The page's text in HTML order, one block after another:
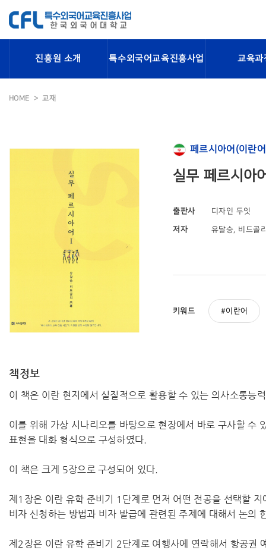
진흥원 소개 특수외국어교육진흥사업 교육과
HOME 교재
페르시아어(이란
실무 페르시아
출판사 디자인 두잇
저자 유달승, 비드골
키워드 이란어
책정보
이 책은 이란 현지에서 실질적으로 활용할 수 있는 의사소통능
이를 위해 가상 시나리오를 바탕으로 현장에서 바로 구사할 수
표현을 대화 형식으로 구성하였다.
이 책은 크게 5장으로 구성되어 있다.
제1장은 이란 유학 준비기 1단계로 먼저 어떤 전공을 선택할
비자 신청하는 방법과 비자 발급에 관련된 주제에 대해서 논의
제2장은 이란 유학 준비기 2단계로 여행사에 연락해서 항공권